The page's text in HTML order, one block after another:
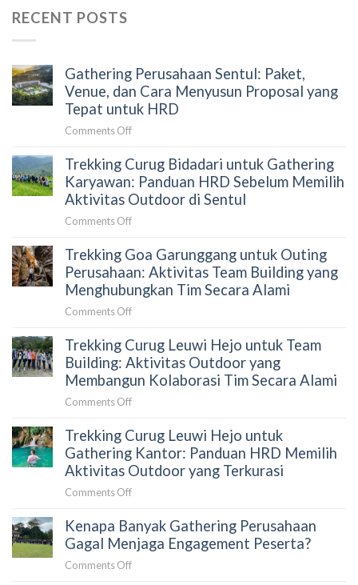
RECENT POSTS
Gathering Perusahaan Sentul: Paket,
Venue, dan Cara Menyusun Proposal yang
Tepat untuk HRD
Comments Offon
Perusahaan
Sentul:
Paket,
Menyusun
Proposal
yang
Tepat
HRD
Trekking Curug Bidadari untuk Gathering
Karyawan: Panduan HRD Sebelum Memilih
Aktivitas Outdoor di Sentul
Comments Offon
Curug
Bidadari
untuk
Gathering
HRD
Sebelum
Memilih
Aktivitas
di
Sentul
Trekking Goa Garunggang untuk Outing
Perusahaan: Aktivitas Team Building yang
Menghubungkan Tim Secara Alami
Comments Offon
Goa
Garunggang
untuk
Team
Building
yang
Menghubungkan
Secara
Alami
Trekking Curug Leuwi Hejo untuk Team
Building: Aktivitas Outdoor yang
Membangun Kolaborasi Tim Secara Alami
Comments Offon
Curug
Leuwi
Hejo
Aktivitas
Outdoor
yang
Trekking Curug Leuwi Hejo untuk
Gathering Kantor: Panduan HRD Memilih
Aktivitas Outdoor yang Terkurasi
Comments Offon
Curug
Leuwi
Hejo
Kenapa Banyak Gathering Perusahaan
Gagal Menjaga Engagement Peserta?
Comments Offon